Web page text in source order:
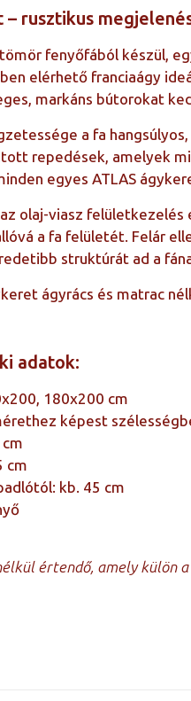
– rusztikus
fenyőfából készül,
elérhető franciaágy
markáns bútorokat
a fa
repedések, amelyek
egyes ATLAS
olaj-viasz
a fa felületét. Felár
struktúrát ad a
ágyrács és matrac
adatok:
180x200 cm
képest
cm
kb. 45 cm
értendő, amely külön